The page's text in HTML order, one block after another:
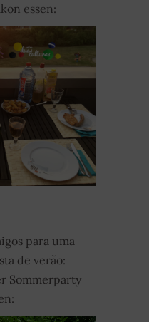
essen:
para uma
de verão:
Sommerparty